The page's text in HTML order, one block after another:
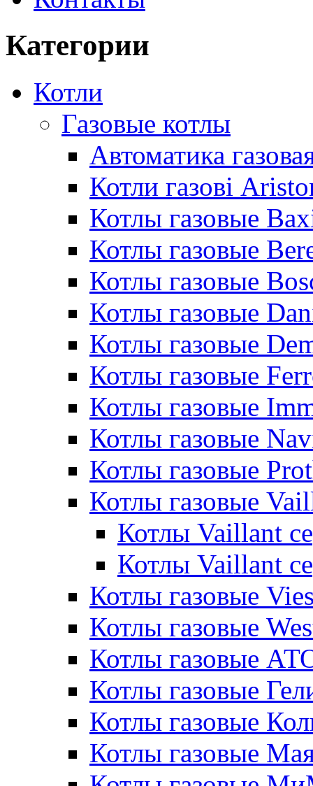
Категории
Котли
Газовые котлы
Автоматика
Котли газові
Котлы газовые
Котлы газовые
Котлы газовые
Котлы газовые
Котлы газовые
Котлы газовые
Котлы газовые
Котлы газовые
Котлы газовые
Котлы газовые
Котлы Vaillant
Котлы Vaillant
Котлы газовые
Котлы газовые
Котлы газовые
Котлы газовые
Котлы газовые
Котлы газовые